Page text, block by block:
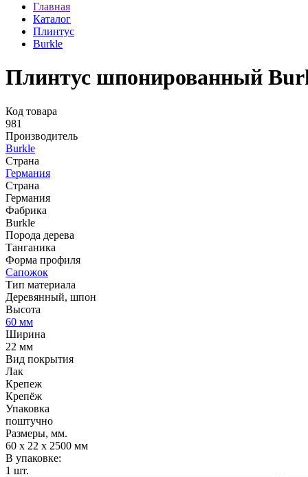
Главная
Каталог
Плинтус
Burkle
Плинтус шпонированный
Код товара
981
Производитель
Burkle
Страна
Германия
Страна
Германия
Фабрика
Burkle
Порода дерева
Танганика
Форма профиля
Сапожок
Тип материала
Деревянный, шпон
Высота
60 мм
Ширина
22 мм
Вид покрытия
Лак
Крепеж
Крепёж
Упаковка
поштучно
Размеры, мм.
60 х 22 х 2500 мм
В упаковке:
1 шт.